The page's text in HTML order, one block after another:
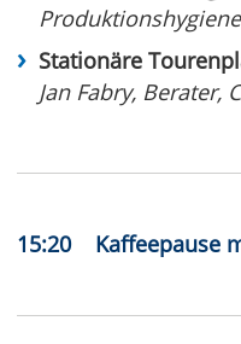
Stationäre
Jan Fabry, Berater,
15:20 Kaffeepause